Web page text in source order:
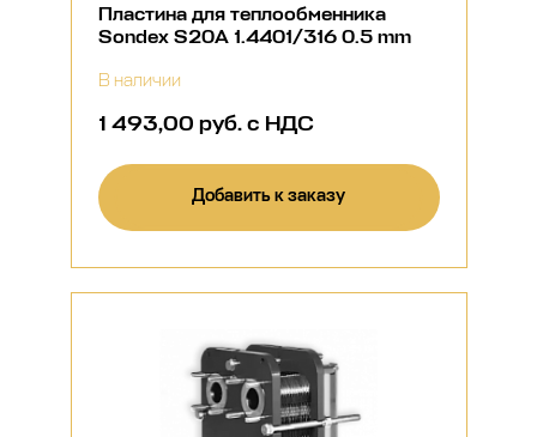
Пластина для теплообменника
Sondex S20A 1.4401/316 0.5 mm
В наличии
1 493,00 руб. с НДС
Добавить к заказу